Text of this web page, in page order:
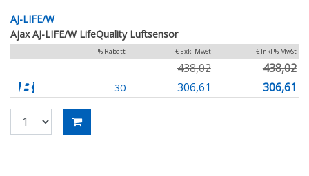
AJ-LIFE/W
Ajax AJ-LIFE/W LifeQuality Luftsensor
% Rabatt € Exkl MwSt € Inkl % MwSt
438,02 438,02
30 306,61 306,61